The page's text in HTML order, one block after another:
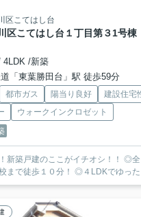
区こてはし台
区こてはし台１丁目第３1号棟
4LDK /新築
「東葉勝田台」駅 徒歩59分
都市ガス 陽当り良好
建設住宅
ウォークインクロゼット
新築戸建のここがイチオシ！！ ◎
まで徒歩１０分！ ◎４LDKでゆっ